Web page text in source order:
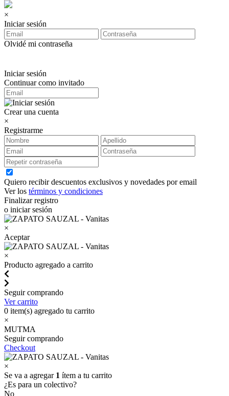
×
Iniciar sesión
Olvidé mi contraseña
Iniciar sesión
Continuar como invitado
Crear una cuenta
×
Registrarme
Quiero recibir descuentos exclusivos y novedades por email
Ver los términos y condiciones
Finalizar registro
o iniciar sesión
×
Aceptar
×
Producto agregado a carrito
Seguir comprando
Ver carrito
0 item(s) agregado tu carrito
×
MUTMA
Seguir comprando
Checkout
×
Se va a agregar 1 ítem a tu carrito
¿Es para un colectivo?
No